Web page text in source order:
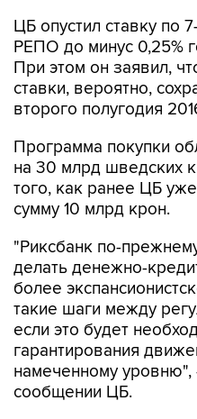
ЦБ опустил ставку по
РЕПО до минус 0,25%
При этом он заявил,
ставки, вероятно,
второго полугодия
Программа покупки
на 30 млрд шведских
того, как ранее ЦБ
сумму 10 млрд крон.
"Риксбанк по-
делать денежно-
более
такие шаги между
если это будет
гарантирования
намеченному уровню",
сообщении ЦБ.